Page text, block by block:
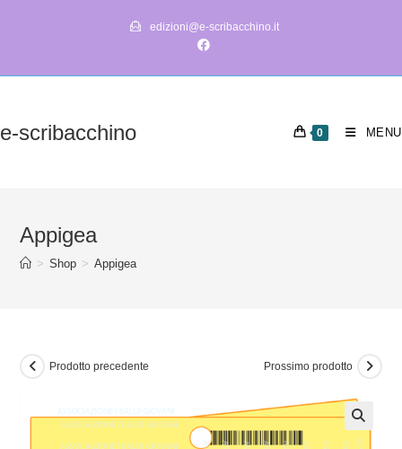
edizioni@e-scribacchino.it
e-scribacchino 0 MENU
Appigea
> Shop > Appigea
Prodotto precedente Prossimo prodotto